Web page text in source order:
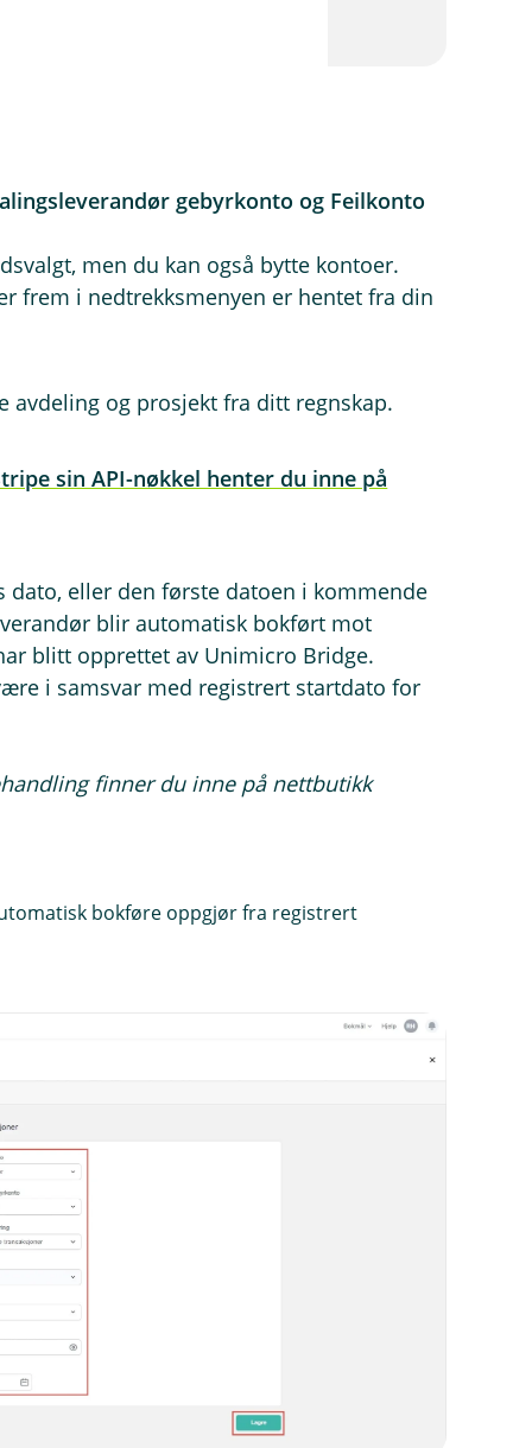
gebyrkonto og Feilkonto
men du kan også bytte kontoer.
frem i nedtrekksmenyen er hentet fra din
avdeling og prosjekt fra ditt regnskap.
sin API-nøkkel henter du inne på
dato, eller den første datoen i kommende
blir automatisk bokført mot
blitt opprettet av Unimicro Bridge.
i samsvar med registrert startdato for
finner du inne på nettbutikk
bokføre oppgjør fra registrert